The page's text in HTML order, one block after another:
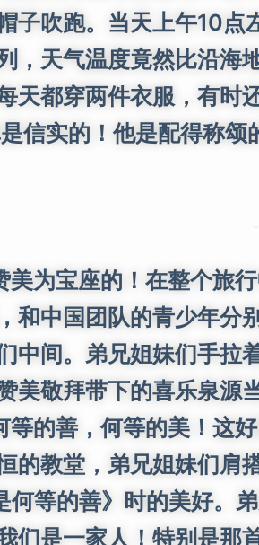
子吹跑。当天上午10
，天气温度竟然比沿海
天都穿两件衣服，有时
信实的！他是配得称颂
宝座的！在整个旅行
和中国团队的青少年分
中间。弟兄姐妹们手拉
美敬拜带下的喜乐泉源
的善，何等的美！这
的教堂，弟兄姐妹们肩
何等的善》时的美好。
们是一家人！特别是